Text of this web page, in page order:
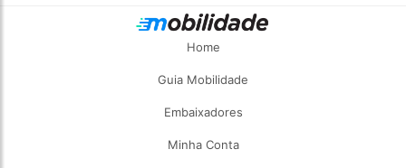
Home
Guia Mobilidade
Embaixadores
Minha Conta